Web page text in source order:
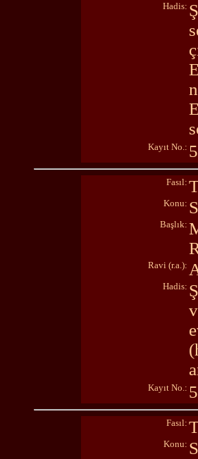
Hadis:
Kayıt No.:
Fasıl:
Konu:
Başlık:
Ravi (r.a.):
Hadis:
Kayıt No.:
Fasıl:
Konu: